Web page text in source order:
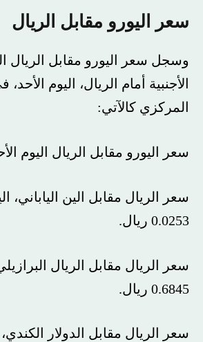
سعر اليورو مقابل الريال
وسجل سعر اليورو مقابل الريال
الأجنبية أمام الريال، اليوم الأحد،
المركزي كالآتي:
سعر اليورو مقابل الريال اليوم الأحد ، 4.1216
سعر الريال مقابل الين الياباني،
0.0253 ريال.
سعر الريال مقابل الريال
0.6845 ريال.
سعر الريال مقابل الدولار الكندي،